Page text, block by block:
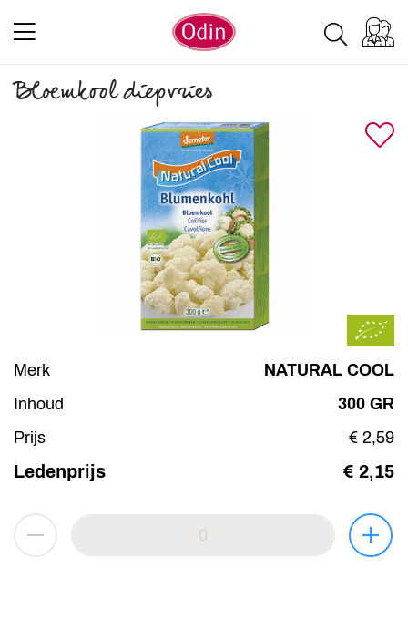
Bloemkool diepvries
Merk
NATURAL COOL
Inhoud
300 GR
Prijs
€ 2,59
Ledenprijs € 2,15